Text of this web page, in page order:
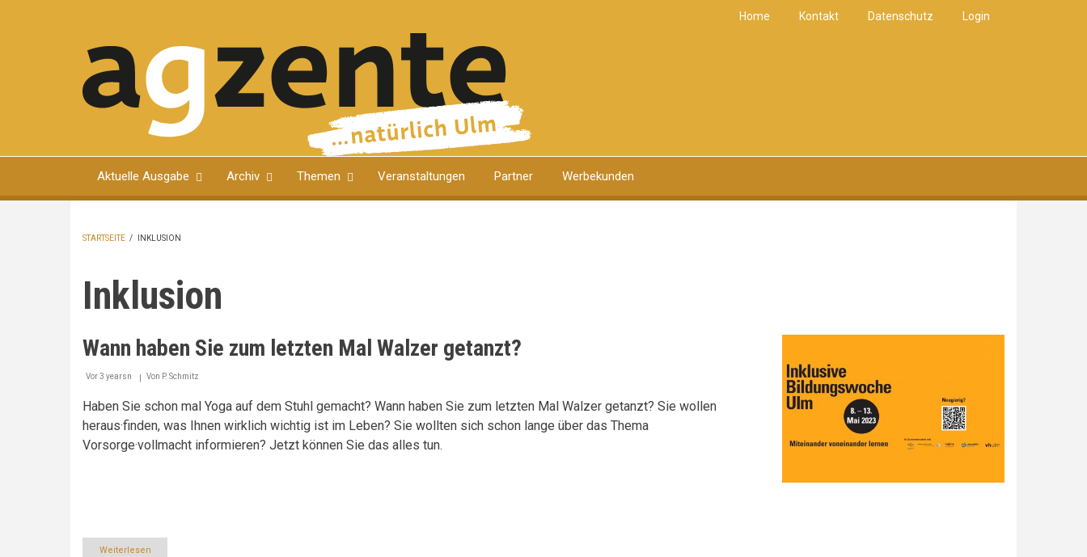
Home Kontakt Datenschutz Login
Aktuelle Ausgabe Archiv Themen Veranstaltungen Partner Werbekunden
STARTSEITE / INKLUSION
Inklusion
Wann haben Sie zum letzten Mal Walzer getanzt?
Vor 3 yearsn Von P. Schmitz
Haben Sie schon mal Yoga auf dem Stuhl gemacht? Wann haben Sie zum letzten Mal Walzer getanzt? Sie wollen
heraus·finden, was Ihnen wirklich wichtig ist im Leben? Sie wollten sich schon lange über das Thema
Vorsorge·vollmacht informieren? Jetzt können Sie das alles tun.
Weiterlesen